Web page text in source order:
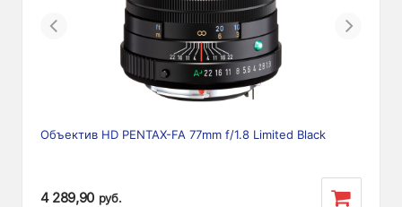
Previous Next
Объектив HD PENTAX-FA 77mm f/1.8 Limited Black
4 289,90 руб.